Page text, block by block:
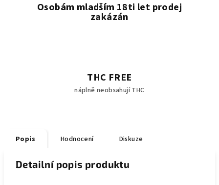
Osobám mladším 18ti let prodej
zakázán
THC FREE
náplně neobsahují THC
Popis Hodnocení Diskuze
Detailní popis produktu